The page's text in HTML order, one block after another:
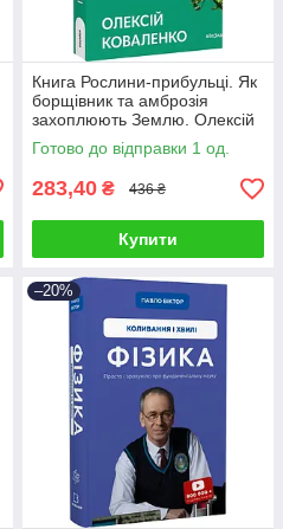
Книга Рослини-прибульці. Як
борщівник та амброзія
захоплюють Землю. Олексій
Коваленко
Готово до відправки 1 од.
283,40 ₴ 436 ₴
Купити
–20%